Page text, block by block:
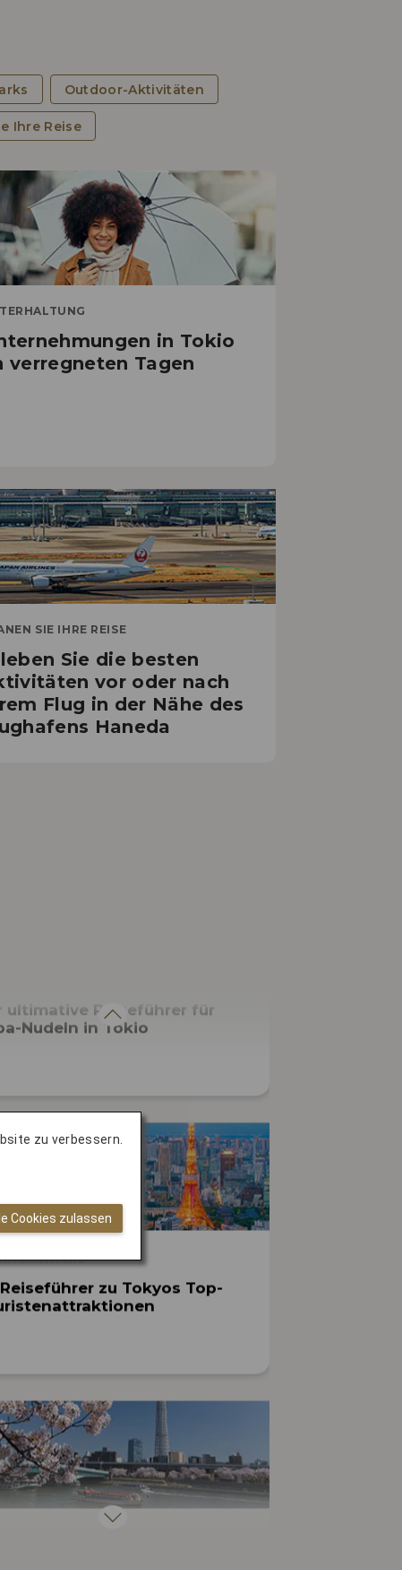
Outdoor-Aktivitäten
Ihre Reise
in Tokio
verregneten Tagen
SIE IHRE REISE
Sie die besten
vor oder nach
Flug in der Nähe des
Haneda
ist Tokyo ein einzigartiges
Paradies?
SIE IHRE REISE
in Tokio: Holen Sie das
ultimative Reiseführer für
Nudeln in Tokio
zu Tokyos Top-
zu verbessern.
Cookies zulassen